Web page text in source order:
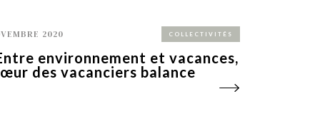
2020 COLLECTIVITÉS
environnement et vacances,
des vacanciers balance